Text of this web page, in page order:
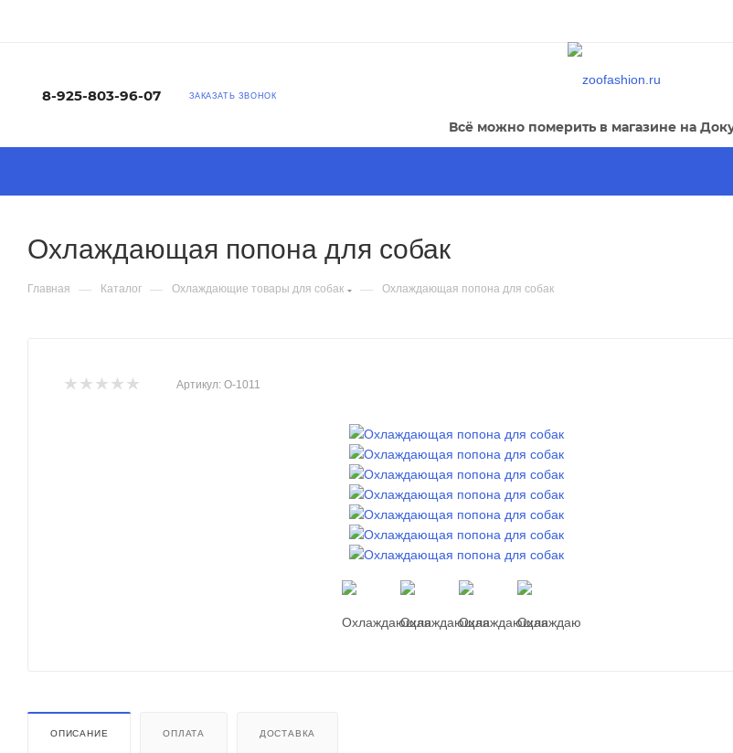
8-925-803-96-07 ЗАКАЗАТЬ ЗВОНОК
Всё можно померить в магазине на
Охлаждающая попона для собак
Главная — Каталог — Охлаждающие товары для собак — Охлаждающая попона для собак
Артикул: О-1011
ОПИСАНИЕ ОПЛАТА ДОСТАВКА